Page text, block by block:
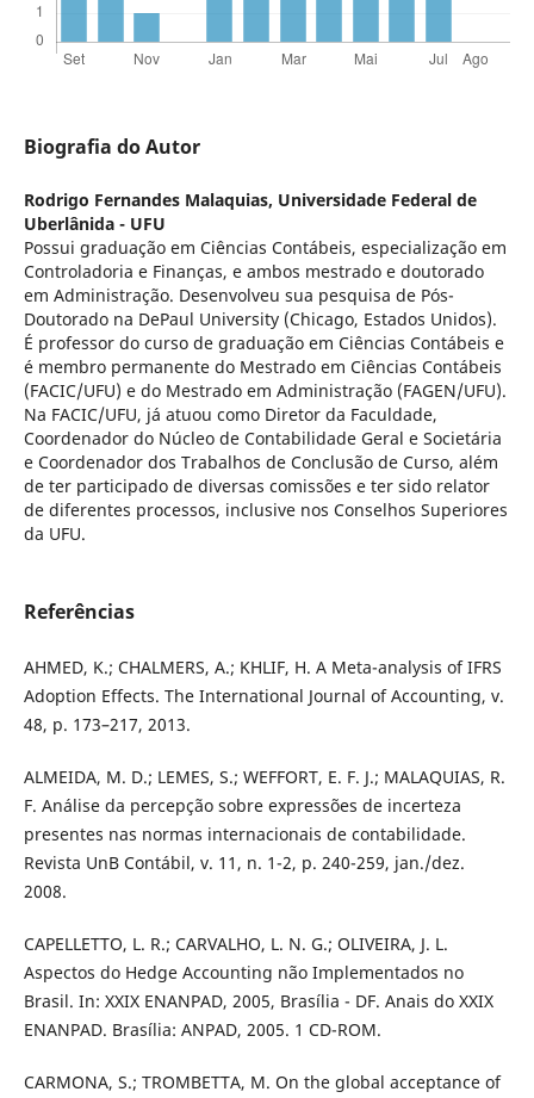
Biografia do Autor
Rodrigo Fernandes Malaquias, Universidade Federal de
Uberlânida - UFU
Possui graduação em Ciências Contábeis, especialização em
Controladoria e Finanças, e ambos mestrado e doutorado
em Administração. Desenvolveu sua pesquisa de Pós-
Doutorado na DePaul University (Chicago, Estados Unidos).
É professor do curso de graduação em Ciências Contábeis e
é membro permanente do Mestrado em Ciências Contábeis
(FACIC/UFU) e do Mestrado em Administração (FAGEN/UFU).
Na FACIC/UFU, já atuou como Diretor da Faculdade,
Coordenador do Núcleo de Contabilidade Geral e Societária
e Coordenador dos Trabalhos de Conclusão de Curso, além
de ter participado de diversas comissões e ter sido relator
de diferentes processos, inclusive nos Conselhos Superiores
da UFU.
Referências
AHMED, K.; CHALMERS, A.; KHLIF, H. A Meta-analysis of IFRS
Adoption Effects. The International Journal of Accounting, v.
48, p. 173–217, 2013.
ALMEIDA, M. D.; LEMES, S.; WEFFORT, E. F. J.; MALAQUIAS, R.
F. Análise da percepção sobre expressões de incerteza
presentes nas normas internacionais de contabilidade.
Revista UnB Contábil, v. 11, n. 1-2, p. 240-259, jan./dez.
2008.
CAPELLETTO, L. R.; CARVALHO, L. N. G.; OLIVEIRA, J. L.
Aspectos do Hedge Accounting não Implementados no
Brasil. In: XXIX ENANPAD, 2005, Brasília - DF. Anais do XXIX
ENANPAD. Brasília: ANPAD, 2005. 1 CD-ROM.
CARMONA, S.; TROMBETTA, M. On the global acceptance of